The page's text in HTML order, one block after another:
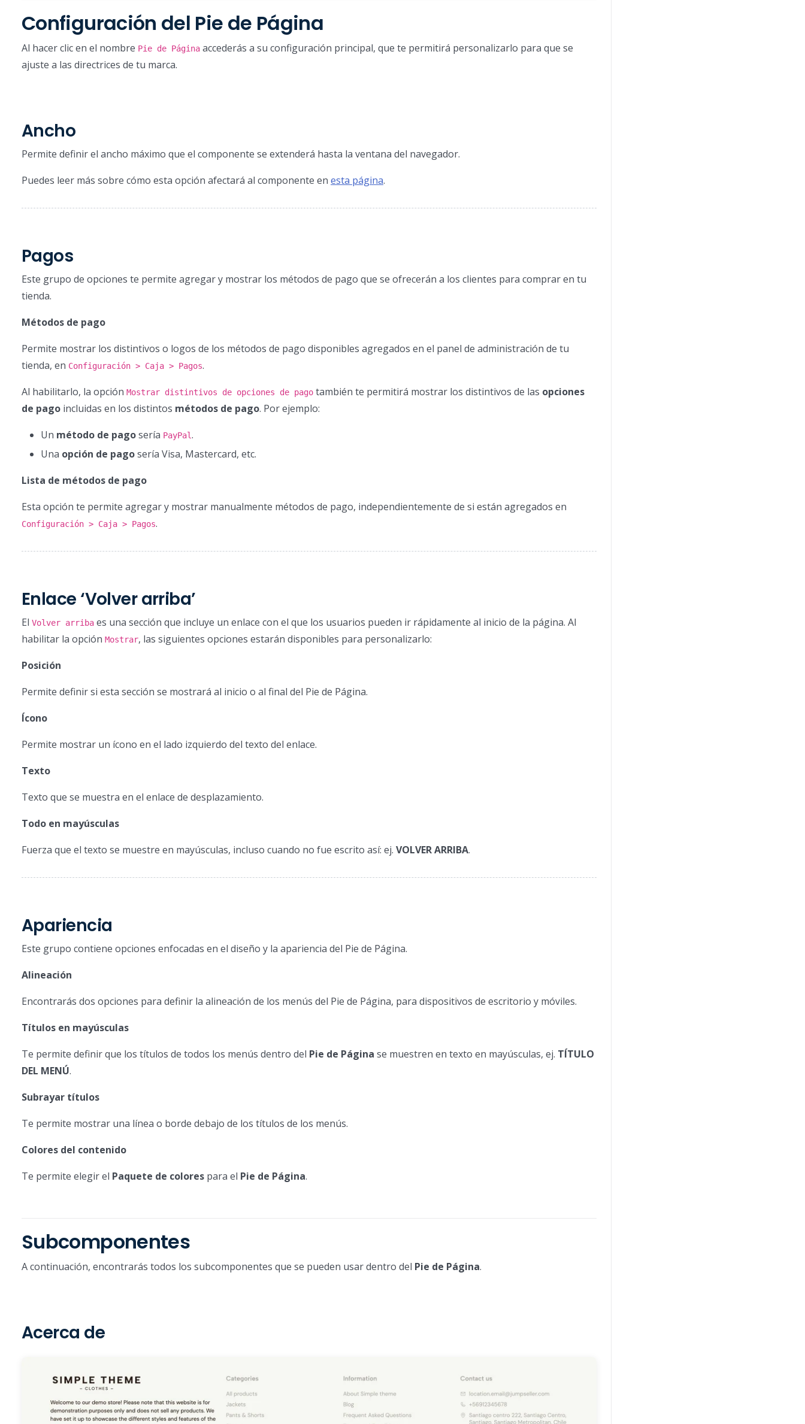
Configuración del Pie de Página
Al hacer clic en el nombre Pie de Página accederás a su configuración principal, que te permitirá personalizarlo para que se
ajuste a las directrices de tu marca.
Ancho
Permite definir el ancho máximo que el componente se extenderá hasta la ventana del navegador.
Puedes leer más sobre cómo esta opción afectará al componente en esta página.
Pagos
Este grupo de opciones te permite agregar y mostrar los métodos de pago que se ofrecerán a los clientes para comprar en tu
tienda.
Métodos de pago
Permite mostrar los distintivos o logos de los métodos de pago disponibles agregados en el panel de administración de tu
tienda, en Configuración > Caja > Pagos.
Al habilitarlo, la opción Mostrar distintivos de opciones de pago también te permitirá mostrar los distintivos de las opciones
de pago incluidas en los distintos métodos de pago. Por ejemplo:
Un método de pagosería PayPal.
Una opción de pagosería Visa, Mastercard, etc.
Lista de métodos de pago
Esta opción te permite agregar y mostrar manualmente métodos de pago, independientemente de si están agregados en
Configuración > Caja > Pagos.
Enlace ‘Volver arriba’
El Volver arriba es una sección que incluye un enlace con el que los usuarios pueden ir rápidamente al inicio de la página. Al
habilitar la opción Mostrar, las siguientes opciones estarán disponibles para personalizarlo:
Posición
Permite definir si esta sección se mostrará al inicio o al final del Pie de Página.
Ícono
Permite mostrar un ícono en el lado izquierdo del texto del enlace.
Texto
Texto que se muestra en el enlace de desplazamiento.
Todo en mayúsculas
Fuerza que el texto se muestre en mayúsculas, incluso cuando no fue escrito así: ej. VOLVER ARRIBA.
Apariencia
Este grupo contiene opciones enfocadas en el diseño y la apariencia del Pie de Página.
Alineación
Encontrarás dos opciones para definir la alineación de los menús del Pie de Página, para dispositivos de escritorio y móviles.
Títulos en mayúsculas
Te permite definir que los títulos de todos los menús dentro del Pie de Página se muestren en texto en mayúsculas, ej. TÍTULO
DEL MENÚ.
Subrayar títulos
Te permite mostrar una línea o borde debajo de los títulos de los menús.
Colores del contenido
Te permite elegir el Paquete de colores para el Pie de Página.
Subcomponentes
A continuación, encontrarás todos los subcomponentes que se pueden usar dentro del Pie de Página.
Acerca de